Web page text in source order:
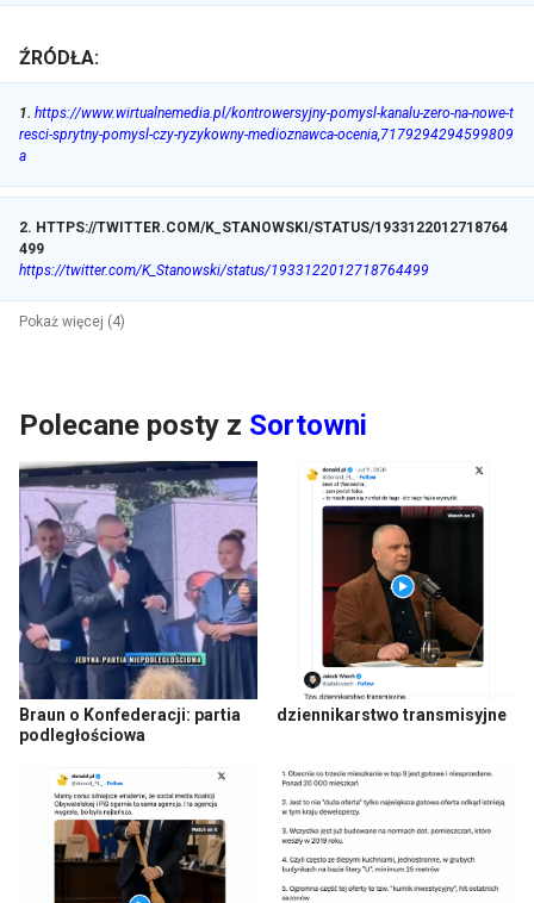
ŹRÓDŁA:
1. https://www.wirtualnemedia.pl/kontrowersyjny-pomysl-kanalu-zero-na-nowe-t
resci-sprytny-pomysl-czy-ryzykowny-medioznawca-ocenia,7179294294599809
a
2. HTTPS://TWITTER.COM/K_STANOWSKI/STATUS/1933122012718764
499
https://twitter.com/K_Stanowski/status/1933122012718764499
Pokaż więcej (4)
Polecane posty z Sortowni
Braun o Konfederacji: partia
podległościowa
dziennikarstwo transmisyjne